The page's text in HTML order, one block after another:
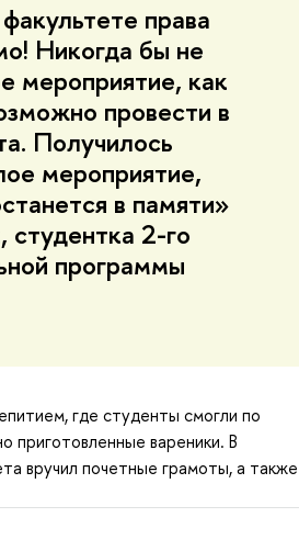
права
Никогда бы не
мероприятие, как
провести в
Получилось
мероприятие,
в памяти»
2-го
программы
где студенты смогли по
приготовленные вареники. В
вручил почетные грамоты, а также